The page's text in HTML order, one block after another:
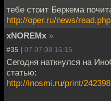
тебе стоит Беркема
http://oper.ru/news/
xNOREMx »
#35 | 07.07.08 16:15
Сегодня наткнулся на
статью:
http://inosmi.ru/print/